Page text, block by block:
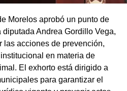
Morelos aprobó un punto de
Andrea Gordillo Vega,
las acciones de prevención,
en materia de
El exhorto está dirigido a
para garantizar el